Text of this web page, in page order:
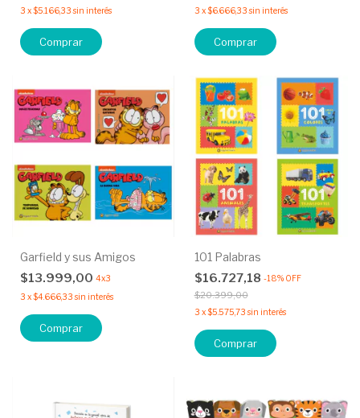
3 x$5.166,33 sin interés
Comprar
3 x$6.666,33 sin interés
Comprar
Garfield y sus Amigos
$13.999,00 4x3
3 x$4.666,33 sin interés
Comprar
101 Palabras
$16.727,18 -18% OFF
$20.399,00
3 x$5.575,73 sin interés
Comprar